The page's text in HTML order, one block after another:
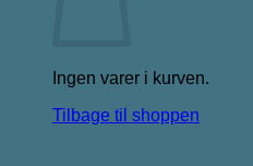
Ingen varer i kurven.
Tilbage til shoppen